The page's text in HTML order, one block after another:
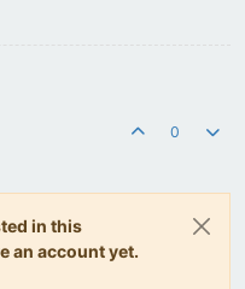
0
in this
an account yet.